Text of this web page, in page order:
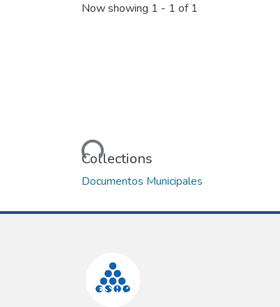
Now showing 1 - 1 of 1
Loading...
Collections
Documentos Municipales